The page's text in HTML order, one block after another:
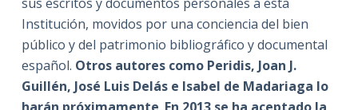
Institución, movidos por una conciencia del bien
público y del patrimonio bibliográfico y documental
español. Otros autores como Peridis, Joan J.
Guillén, José Luis Delás e Isabel de Madariaga lo